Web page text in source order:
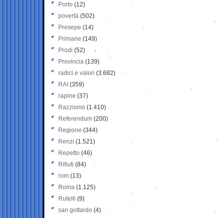
Porto (12)
povertà (502)
Presepe (14)
Primarie (149)
Prodi (52)
Provincia (139)
radici e valori (3.682)
RAI (359)
rapine (37)
Razzismo (1.410)
Referendum (200)
Regione (344)
Renzi (1.521)
Repetto (46)
Rifiuti (84)
rom (13)
Roma (1.125)
Rutelli (9)
san gottardo (4)